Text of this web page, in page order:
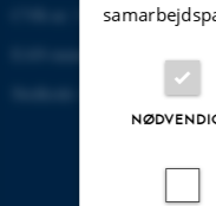
CVR-nr: 31119103